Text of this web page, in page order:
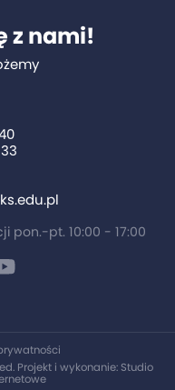
z nami!
pon.-pt. 10:00 - 17:00
Projekt i wykonanie: Studio